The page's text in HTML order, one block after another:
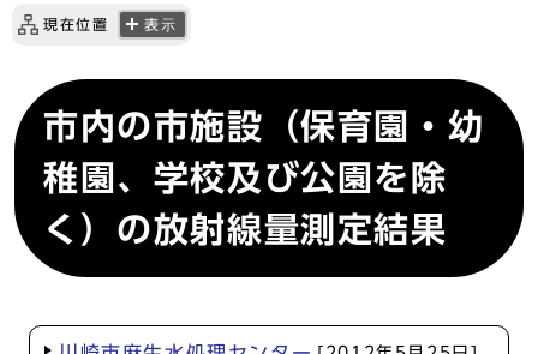
現在位置 表示
市内の市施設（保育園・幼
稚園、学校及び公園を除
く）の放射線量測定結果